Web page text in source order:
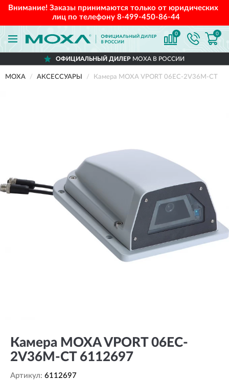
Внимание! Заказы принимаются только от юридических
лиц по телефону 8-499-450-86-44
0 0
ОФИЦИАЛЬНЫЙ ДИЛЕРMOXA В РОССИИ
MOXA АКСЕССУАРЫ Камера MOXA VPORT 06EC-2V36M-CT
Камера MOXA VPORT 06EC-
2V36M-CT 6112697
Артикул: 6112697